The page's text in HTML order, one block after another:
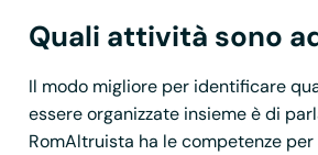
Quali attività sono
Il modo migliore per identificare
essere organizzate insieme è di
RomAltruista ha le competenze